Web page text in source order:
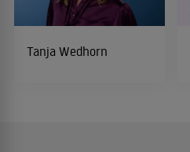
Tanja Wedhorn